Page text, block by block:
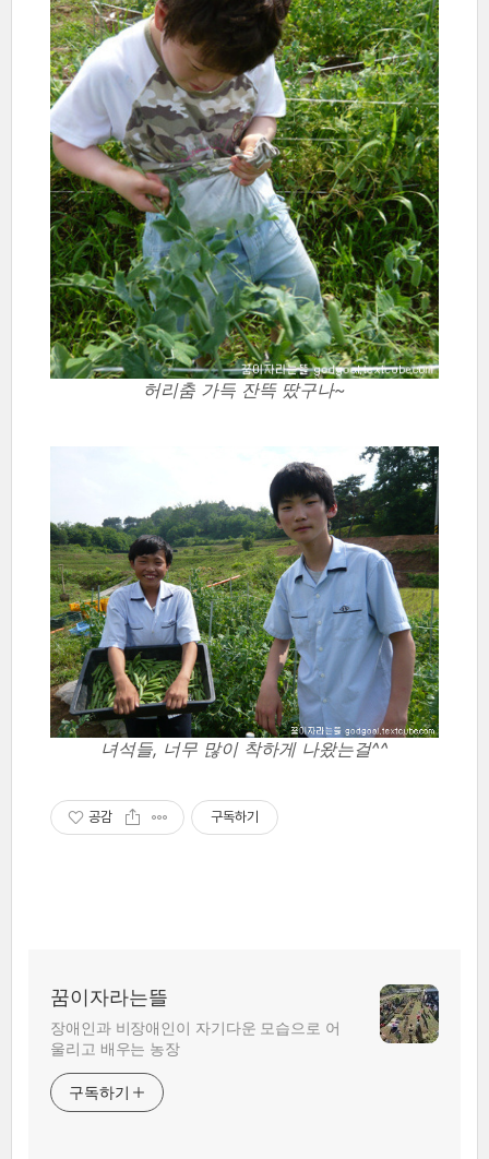
허리춤 가득 잔뜩 땄구나~
녀석들, 너무 많이 착하게 나왔는걸^^
공감 구독하기
꿈이자라는뜰
장애인과 비장애인이 자기다운 모습으로 어
울리고 배우는 농장
구독하기